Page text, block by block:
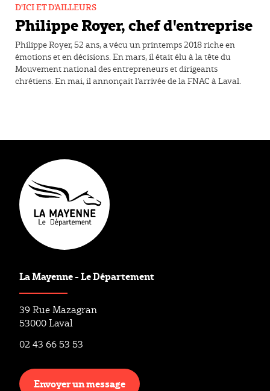
Philippe Royer, chef d'entreprise
D'ICI ET D'AILLEURS
Philippe Royer, 52 ans, a vécu un printemps 2018 riche en
émotions et en décisions. En mars, il était élu à la tête du
Mouvement national des entrepreneurs et dirigeants
chrétiens. En mai, il annonçait l’arrivée de la FNAC à Laval.
La Mayenne - Le Département
39 Rue Mazagran
53000 Laval
02 43 66 53 53
Envoyer un message